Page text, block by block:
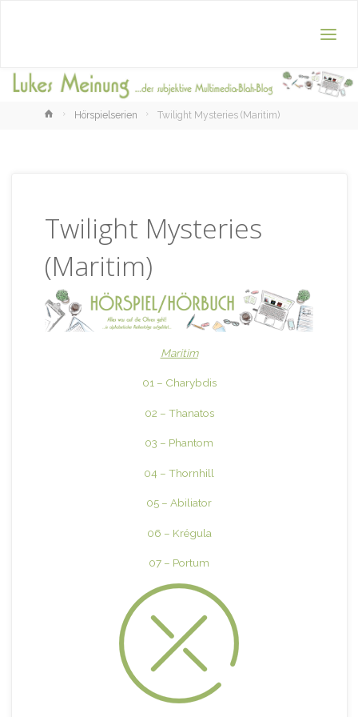
HomeHörspielserien Twilight Mysteries (Maritim)
Twilight Mysteries
(Maritim)
Maritim
01 – Charybdis
02 – Thanatos
03 – Phantom
04 – Thornhill
05 – Abiliator
06 – Krégula
07 – Portum